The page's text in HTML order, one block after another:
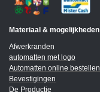
Materiaal & mogelijkheden
Afwerkranden
automatten met logo
Automatten online bestellen
Bevestigingen
De Productie